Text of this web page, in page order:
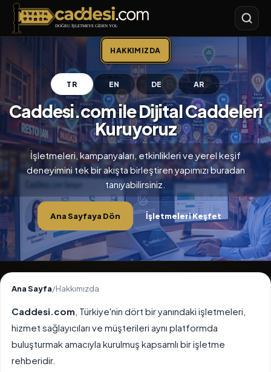
Caddesi.com
HAKKIMIZDA
TR EN DE AR
Caddesi.com ile Dijital Caddeleri
Kuruyoruz
İşletmeleri, kampanyaları, etkinlikleri ve yerel keşif
deneyimini tek bir akışta birleştiren yapımızı buradan
tanıyabilirsiniz.
Ana Sayfaya Dön İşletmeleri Keşfet
Ana Sayfa/Hakkımızda
Caddesi.com , Türkiye'nin dört bir yanındaki işletmeleri,
hizmet sağlayıcıları ve müşterileri aynı platformda
buluşturmak amacıyla kurulmuş kapsamlı bir işletme
rehberidir.